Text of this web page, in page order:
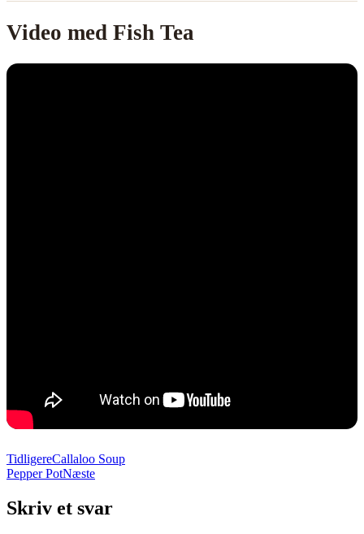
Video med Fish Tea
TidligereCallaloo Soup
Pepper PotNæste
Skriv et svar